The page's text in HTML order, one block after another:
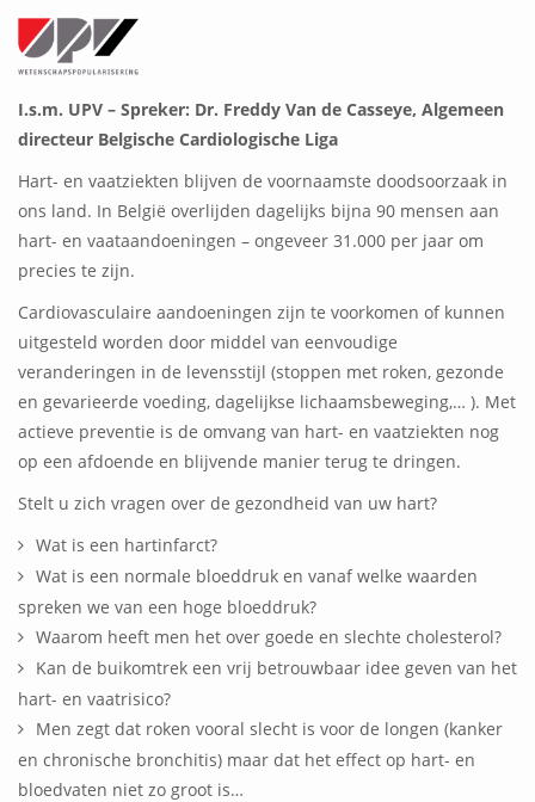
I.s.m. UPV – Spreker: Dr. Freddy Van de Casseye, Algemeen
directeur Belgische Cardiologische Liga
Hart- en vaatziekten blijven de voornaamste doodsoorzaak in
ons land. In België overlijden dagelijks bijna 90 mensen aan
hart- en vaataandoeningen – ongeveer 31.000 per jaar om
precies te zijn.
Cardiovasculaire aandoeningen zijn te voorkomen of kunnen
uitgesteld worden door middel van eenvoudige
veranderingen in de levensstijl (stoppen met roken, gezonde
en gevarieerde voeding, dagelijkse lichaamsbeweging,… ). Met
actieve preventie is de omvang van hart- en vaatziekten nog
op een afdoende en blijvende manier terug te dringen.
Stelt u zich vragen over de gezondheid van uw hart?
Wat is een hartinfarct?
Wat is een normale bloeddruk en vanaf welke waarden
spreken we van een hoge bloeddruk?
Waarom heeft men het over goede en slechte cholesterol?
Kan de buikomtrek een vrij betrouwbaar idee geven van het
hart- en vaatrisico?
Men zegt dat roken vooral slecht is voor de longen (kanker
en chronische bronchitis) maar dat het effect op hart- en
bloedvaten niet zo groot is…